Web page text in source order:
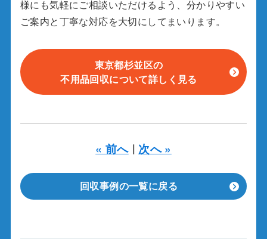
様にも気軽にご相談いただけるよう、分かりやすい
ご案内と丁寧な対応を大切にしてまいります。
東京都杉並区の
不用品回収について詳しく見る
« 前へ｜ 次へ »
回収事例の一覧に戻る